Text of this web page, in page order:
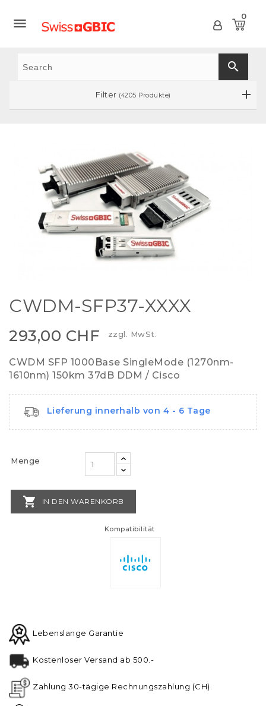
 0
search
Filter (4205 Produkte)
CWDM-SFP37-XXXX
293,00 CHF zzgl. MwSt.
CWDM SFP 1000Base SingleMode (1270nm-
1610nm) 150km 37dB DDM / Cisco
Lieferung innerhalb von 4 - 6 Tage
Menge
 IN DEN WARENKORB
Kompatibilität
Lebenslange Garantie
Kostenloser Versand ab 500.-
Zahlung 30-tägige Rechnungszahlung (CH).